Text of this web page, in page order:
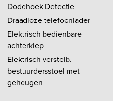
Dodehoek Detectie
Draadloze telefoonlader
Elektrisch bedienbare
achterklep
Elektrisch verstelb.
bestuurdersstoel met
geheugen